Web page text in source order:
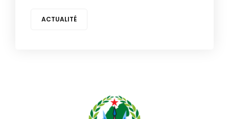
ACTUALITÉ